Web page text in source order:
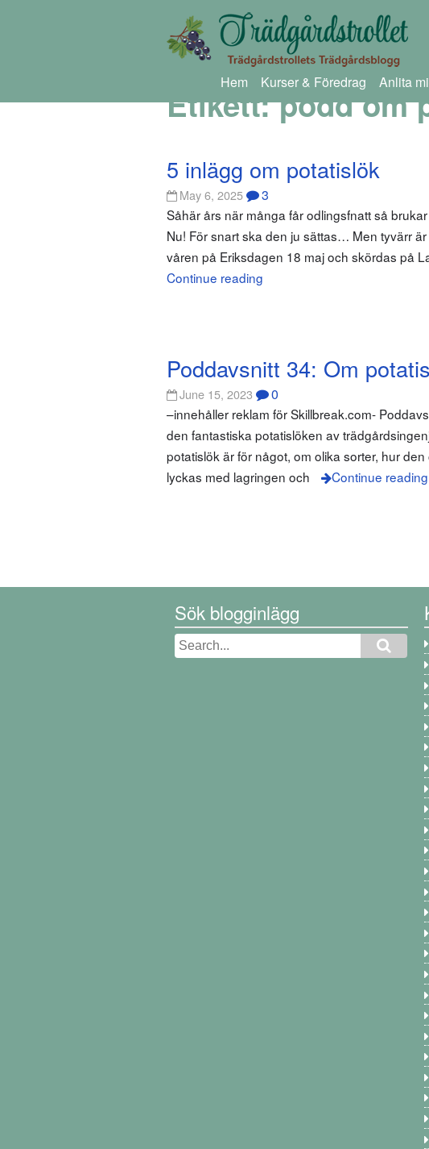
Hem Kurser & Föredrag Anlita
Etikett:podd om
5 inlägg om potatislök
May 6, 2025 3
Såhär års när många får odlingsfnatt så
Nu! För snart ska den ju sättas… Men tyvärr
våren på Eriksdagen 18 maj och skördas på
Continue reading
Poddavsnitt 34: Om
June 15, 2023 0
–innehåller reklam för Skillbreak.com-
den fantastiska potatislöken av
potatislök är för något, om olika sorter, hur
lyckas med lagringen och
Continue reading
Sök blogginlägg